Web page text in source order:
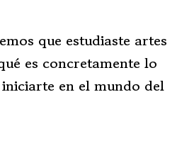
que estudiaste artes
es concretamente lo
en el mundo del